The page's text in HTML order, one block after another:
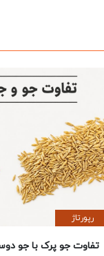
رپورتاژ
تفاوت جو پرک با جو